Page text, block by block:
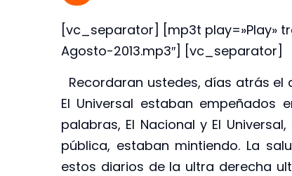
[vc_separator] [mp3t play=»Play»
Agosto-2013.mp3″] [vc_separator]
Recordaran ustedes, días atrás el
El Universal estaban empeñados
palabras, El Nacional y El
pública, estaban mintiendo. La
estos diarios de la ultra derecha